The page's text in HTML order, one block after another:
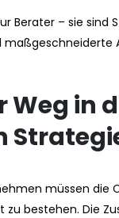
Berater – sie
Weg
müssen die
zu bestehen. Die